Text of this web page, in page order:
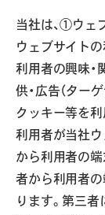
当社は、①ウェ
ウェブサイト
利用者の興味
供・広告（ター
クッキー等を利
利用者が当社
から利用者の
者から利用者
ります。第三